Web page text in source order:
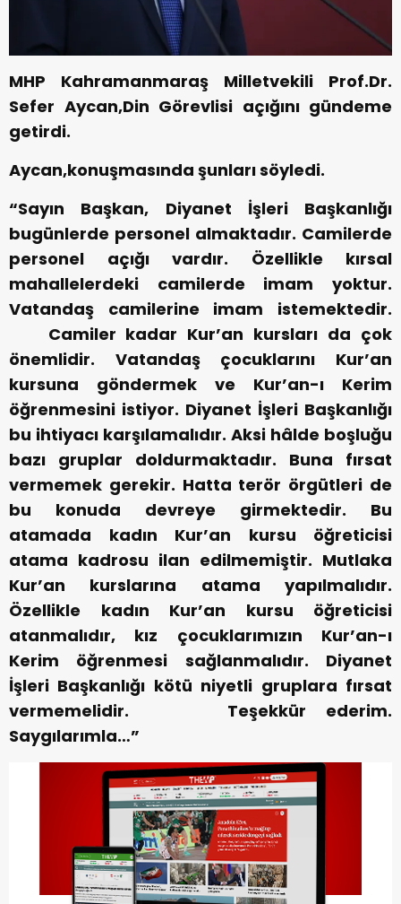
MHP Kahramanmaraş Milletvekili Prof.Dr.
Sefer Aycan,Din Görevlisi açığını gündeme
getirdi.
Aycan,konuşmasında şunları söyledi.
“Sayın Başkan, Diyanet İşleri Başkanlığı
bugünlerde personel almaktadır. Camilerde
personel açığı vardır. Özellikle kırsal
mahallelerdeki camilerde imam yoktur.
Vatandaş camilerine imam istemektedir.
Camiler kadar Kur’an kursları da çok
önemlidir. Vatandaş çocuklarını Kur’an
kursuna göndermek ve Kur’an-ı Kerim
öğrenmesini istiyor. Diyanet İşleri Başkanlığı
bu ihtiyacı karşılamalıdır. Aksi hâlde boşluğu
bazı gruplar doldurmaktadır. Buna fırsat
vermemek gerekir. Hatta terör örgütleri de
bu konuda devreye girmektedir. Bu
atamada kadın Kur’an kursu öğreticisi
atama kadrosu ilan edilmemiştir. Mutlaka
Kur’an kurslarına atama yapılmalıdır.
Özellikle kadın Kur’an kursu öğreticisi
atanmalıdır, kız çocuklarımızın Kur’an-ı
Kerim öğrenmesi sağlanmalıdır. Diyanet
İşleri Başkanlığı kötü niyetli gruplara fırsat
vermemelidir.
Teşekkür ederim.
Saygılarımla…”